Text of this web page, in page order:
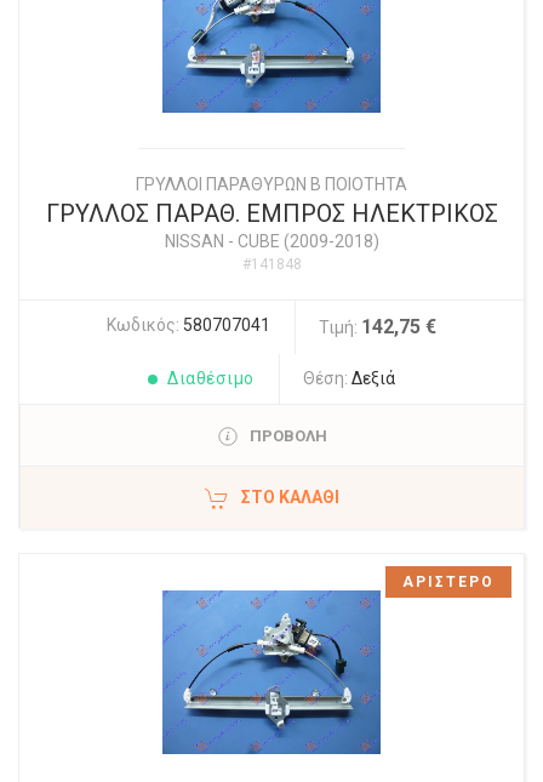
ΓΡΥΛΛΟΙ ΠΑΡΑΘΥΡΩΝ Β ΠΟΙΟΤΗΤΑ
ΓΡΥΛΛΟΣ ΠΑΡΑΘ. ΕΜΠΡΟΣ ΗΛΕΚΤΡΙΚΟΣ
NISSAN - CUBE (2009-2018)
#141848
Κωδικός: 580707041 Τιμή: 142,75 €
Διαθέσιμο Θέση: Δεξιά
ΠΡΟΒΟΛΗ
ΣΤΟ ΚΑΛΆΘΙ
ΑΡΙΣΤΕΡΟ